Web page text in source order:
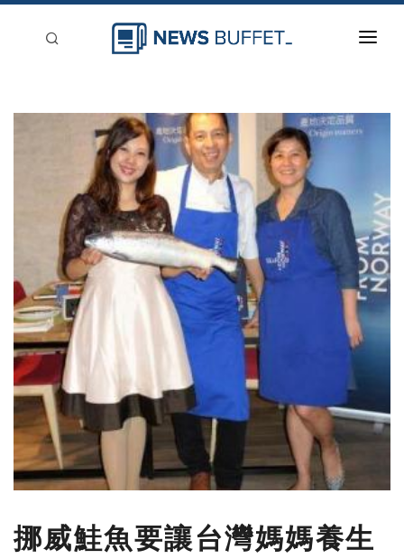
刊登
挪威鮭魚要讓台灣媽媽養生